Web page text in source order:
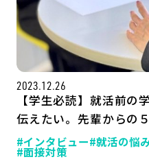
2023.12.26
【学生必読】就活前の
伝えたい。先輩からの
#インタビュー#就活の悩
#面接対策